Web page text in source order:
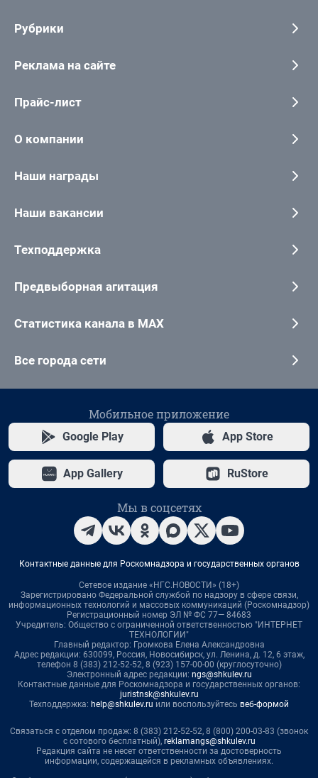
Рубрики
Реклама на сайте
Прайс-лист
О компании
Наши награды
Наши вакансии
Техподдержка
Предвыборная агитация
Статистика канала в MAX
Все города сети
Мобильное приложение
Google Play App Store
App Gallery RuStore
Мы в соцсетях
Контактные данные для Роскомнадзора и государственных органов
Сетевое издание «НГС.НОВОСТИ» (18+)
Зарегистрировано Федеральной службой по надзору в сфере связи,
информационных технологий и массовых коммуникаций (Роскомнадзор)
Регистрационный номер ЭЛ № ФС 77— 84683
Учредитель: Общество с ограниченной ответственностью "ИНТЕРНЕТ
ТЕХНОЛОГИИ"
Главный редактор: Громкова Елена Александровна
Адрес редакции: 630099, Россия, Новосибирск, ул. Ленина, д. 12, 6 этаж,
телефон 8 (383) 212-52-52, 8 (923) 157-00-00 (круглосуточно)
Электронный адрес редакции: ngs@shkulev.ru
Контактные данные для Роскомнадзора и государственных органов:
juristnsk@shkulev.ru
Техподдержка: help@shkulev.ru или воспользуйтесь веб-формой
Связаться с отделом продаж: 8 (383) 212-52-52, 8 (800) 200-03-83 (звонок
с сотового бесплатный), reklamangs@shkulev.ru
Редакция сайта не несет ответственности за достоверность
информации, содержащейся в рекламных объявлениях.